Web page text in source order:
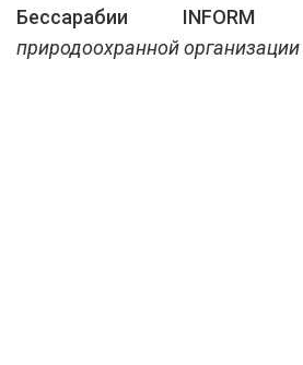
Бессарабии
природоохранной организации